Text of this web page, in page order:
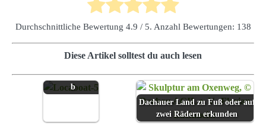
Durchschnittliche Bewertung 4.9 / 5. Anzahl Bewertungen: 138
Diese Artikel solltest du auch lesen
bietet zwei
Starthäfen für
Hausbooturlau
b
Dachauer Land zu Fuß oder auf
zwei Rädern erkunden
Moskau - die
Stadt mit zwei